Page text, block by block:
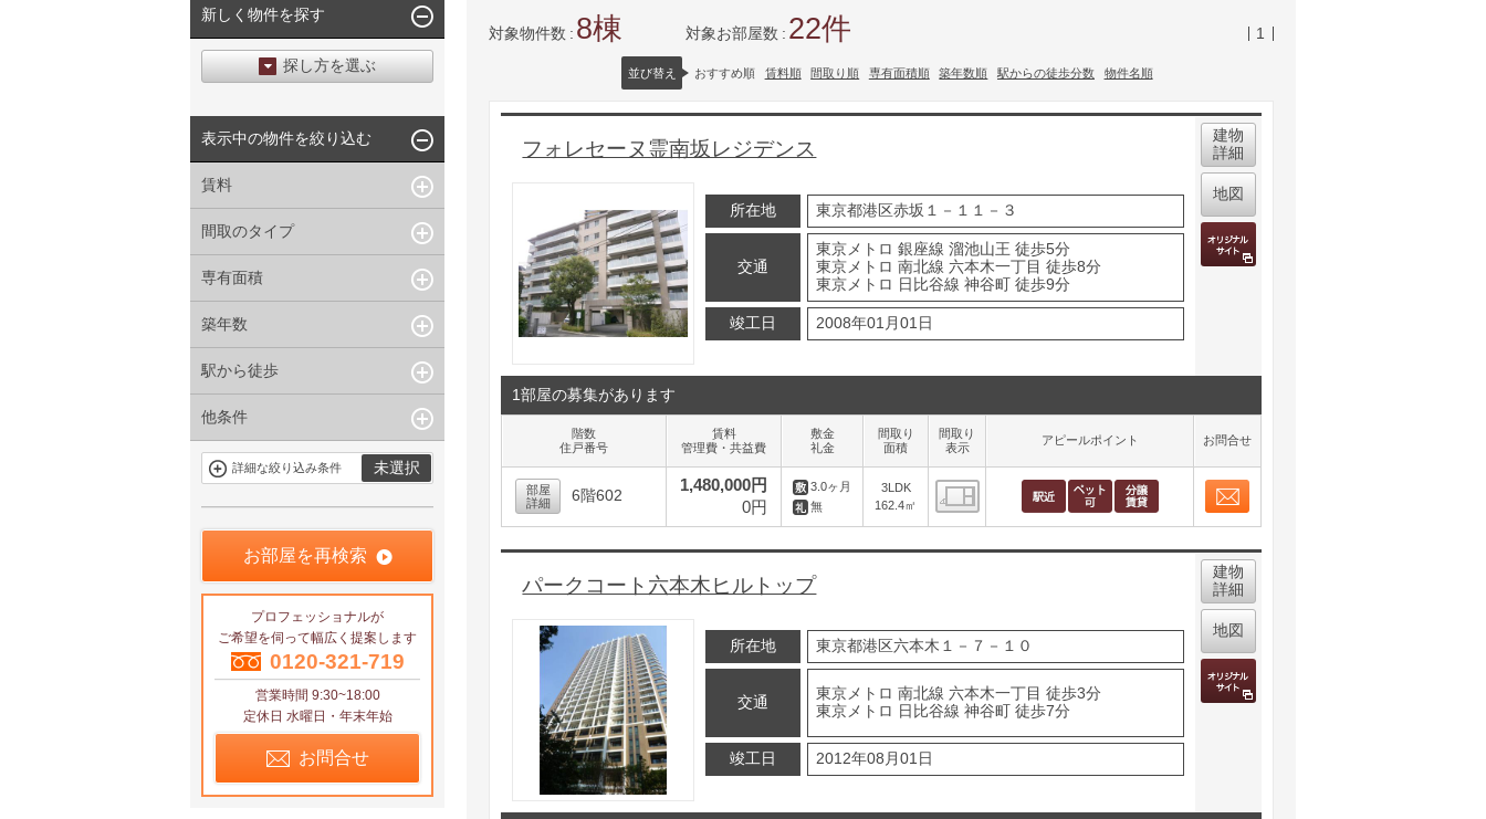
対象物件数 8 対象お部屋数 22 1
並び替え おすすめ順 賃料順 間取り順 専有面積順 築年数順 駅からの徒歩分数 物件名順
フォレセーヌ霊南坂レジデンス
所在地 東京都港区赤坂１－１１－３
交通
東京メトロ 銀座線 溜池山王 徒歩5分
東京メトロ 南北線 六本木一丁目 徒歩8分
東京メトロ 日比谷線 神谷町 徒歩9分
竣工日 2008年01月01日
建物
詳細
地図
1部屋の募集があります
階数
住戸番号
賃料
管理費・共益費
敷金
礼金
間取り
面積
間取り
表示
アピールポイント お問合せ
部屋
詳細
6階602
1,480,000円
0円
3.0ヶ月
無
3LDK
162.4㎡
間取り表示
パークコート六本木ヒルトップ
所在地 東京都港区六本木１－７－１０
交通
東京メトロ 南北線 六本木一丁目 徒歩3分
東京メトロ 日比谷線 神谷町 徒歩7分
竣工日 2012年08月01日
建物
詳細
地図
新しく物件を探す
探し方を選ぶ
区から探す
地図から探す
沿線から探す
表示中の物件を絞り込む
賃料
下限なし
礼金なし
敷金なし
礼金１ヶ月以下
フリーレント付き
間取のタイプ
1R〜1K
1DK〜1LDK
4LDK〜
専有面積
指定なし
築年数
指定なし
5年以内
15年以内
駅から徒歩
指定なし
10分以内
15分以内
他条件
駐車場有
当社限定物件
まない
件
申込無し物件
のみ表示
詳細な絞り込み条件 未選択
お部屋を再検索
プロフェッショナルが
ご希望を伺って幅広く提案します
0120-321-719
営業時間 9:30~18:00
定休日 水曜日・年末年始
お問合せ